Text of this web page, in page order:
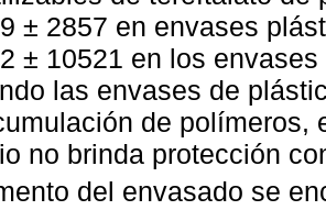
± 2857 en envases
± 10521 en los
las envases de
de polímeros,
no brinda protección
del envasado se